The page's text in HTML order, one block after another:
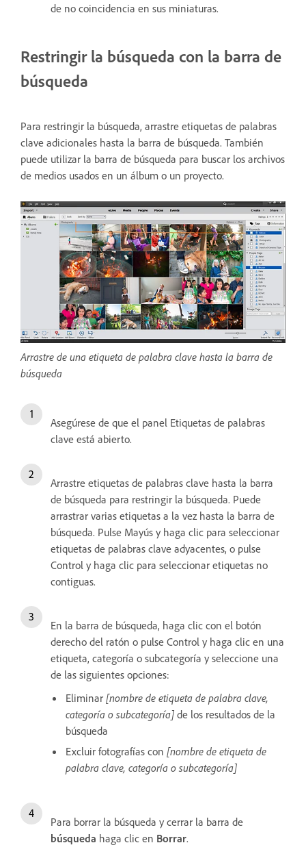
de no coincidencia en sus miniaturas.
Restringir la búsqueda con la barra de
búsqueda
Para restringir la búsqueda, arrastre etiquetas de palabras
clave adicionales hasta la barra de búsqueda. También
puede utilizar la barra de búsqueda para buscar los archivos
de medios usados en un álbum o un proyecto.
Arrastre de una etiqueta de palabra clave hasta la barra de
búsqueda
Asegúrese de que el panel Etiquetas de palabras
clave está abierto.
Arrastre etiquetas de palabras clave hasta la barra
de búsqueda para restringir la búsqueda. Puede
arrastrar varias etiquetas a la vez hasta la barra de
búsqueda. Pulse Mayús y haga clic para seleccionar
etiquetas de palabras clave adyacentes, o pulse
Control y haga clic para seleccionar etiquetas no
contiguas.
En la barra de búsqueda, haga clic con el botón
derecho del ratón o pulse Control y haga clic en una
etiqueta, categoría o subcategoría y seleccione una
de las siguientes opciones:
Eliminar [nombre de etiqueta de palabra clave,
categoría o subcategoría] de los resultados de la
búsqueda
Excluir fotografías con [nombre de etiqueta de
palabra clave, categoría o subcategoría]
Para borrar la búsqueda y cerrar la barra de
búsqueda haga clic en Borrar.